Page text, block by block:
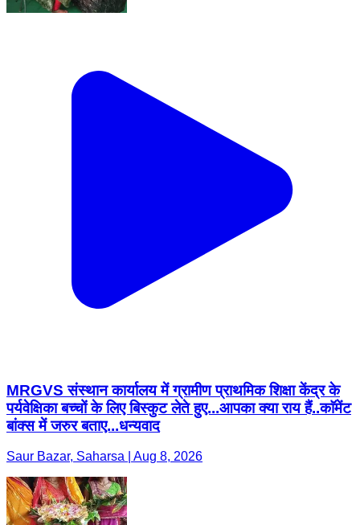
MRGVS संस्थान कार्यालय में ग्रामीण प्राथमिक शिक्षा केंद्र के
पर्यवेक्षिका बच्चों के लिए बिस्कुट लेते हुए...आपका क्या राय हैं..काॅमेंट
बांक्स में जरुर बताए...धन्यवाद
Saur Bazar, Saharsa | Aug 8, 2026